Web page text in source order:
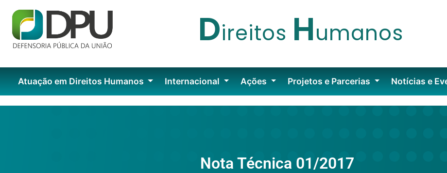
Direitos Humanos
Atuação em Direitos Humanos Internacional Ações Projetos e Parcerias Notícias e
Nota Técnica 01/2017